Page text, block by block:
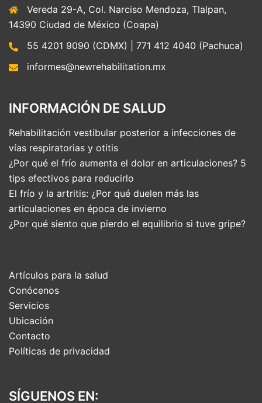
Vereda 29-A, Col. Narciso Mendoza, Tlalpan,
14390 Ciudad de México (Coapa)
55 4201 9090 (CDMX) | 771 412 4040 (Pachuca)
informes@newrehabilitation.mx
INFORMACIÓN DE SALUD
Rehabilitación vestibular posterior a infecciones de
vías respiratorias y otitis
¿Por qué el frío aumenta el dolor en articulaciones? 5
tips efectivos para reducirlo
El frío y la artritis: ¿Por qué duelen más las
articulaciones en época de invierno
¿Por qué siento que pierdo el equilibrio si tuve gripe?
Artículos para la salud
Conócenos
Servicios
Ubicación
Contacto
Políticas de privacidad
SÍGUENOS EN: